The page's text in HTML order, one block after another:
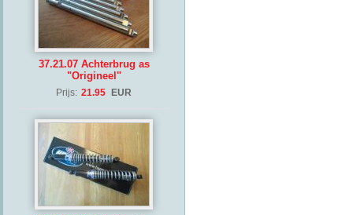
37.21.07 Achterbrug as
"Origineel"
Prijs: 21.95 EUR